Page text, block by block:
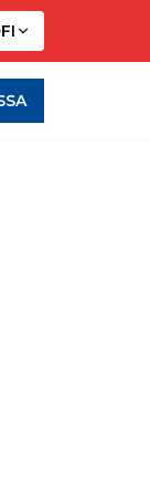
FI